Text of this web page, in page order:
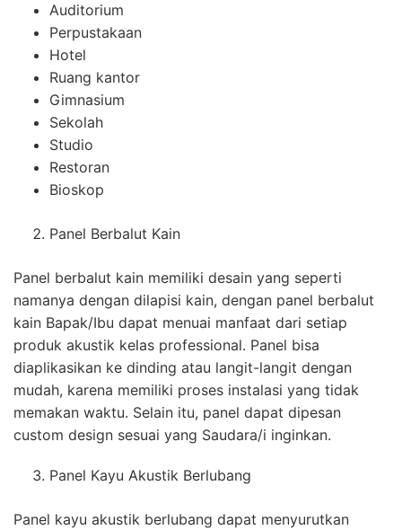
Auditorium
Perpustakaan
Hotel
Ruang kantor
Gimnasium
Sekolah
Studio
Restoran
Bioskop
Panel Berbalut Kain
Panel berbalut kain memiliki desain yang seperti
namanya dengan dilapisi kain, dengan panel berbalut
kain Bapak/Ibu dapat menuai manfaat dari setiap
produk akustik kelas professional. Panel bisa
diaplikasikan ke dinding atau langit-langit dengan
mudah, karena memiliki proses instalasi yang tidak
memakan waktu. Selain itu, panel dapat dipesan
custom design sesuai yang Saudara/i inginkan.
Panel Kayu Akustik Berlubang
Panel kayu akustik berlubang dapat menyurutkan